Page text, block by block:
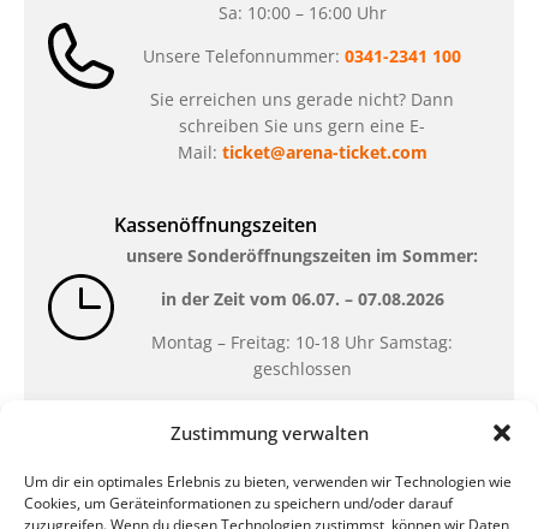
Zustimmung verwalten
Um dir ein optimales Erlebnis zu bieten, verwenden wir Technologien wie
Cookies, um Geräteinformationen zu speichern und/oder darauf
zuzugreifen. Wenn du diesen Technologien zustimmst, können wir Daten
Sa: 10:00 – 16:00 Uhr
Unsere Telefonnummer: 0341-2341 100
Sie erreichen uns gerade nicht? Dann
schreiben Sie uns gern eine E-
Mail: ticket@arena-ticket.com
Kassenöffnungszeiten
unsere Sonderöffnungszeiten im Sommer:
in der Zeit vom 06.07. – 07.08.2026
Montag – Freitag: 10-18 Uhr Samstag:
geschlossen
QUARTERBACK Immobilien ARENA
Am Sportforum 2, 04105 Leipzig